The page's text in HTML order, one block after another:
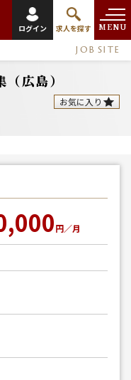
ログイン 求人を探す MENU
JOB SITE
広島）
お気に入り
円／月